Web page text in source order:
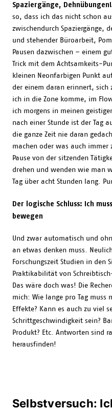
Spaziergänge,
so, dass ich das nicht schon
zwischendurch Spaziergänge,
und stehender Büroarbeit,
Pausen dazwischen – einem
Trick mit dem Achtsamkeits-
kleinen Neonfarbigen Punkt
der einem daran erinnert, sich
ich in die Zone komme, im
ich morgens in meinen
nach einer Stunde ist der Tag
die ganze Zeit nie daran
machen oder was auch
Pause von der sitzenden
drehen und wenden wie man
Tag über acht Stunden lang.
Der logische Schluss: Ich
bewegen
Und zwar automatisch und
an etwas denken muss.
Forschungszeit Studien in den
Praktikabilität von
Das wäre doch was! Die
mich: Wie lange pro Tag muss
Effekte? Kann es auch zu viel
Schrittgeschwindigkeit sein?
Produkt? Etc. Antworten sind
herausfinden!
Selbstversuch: